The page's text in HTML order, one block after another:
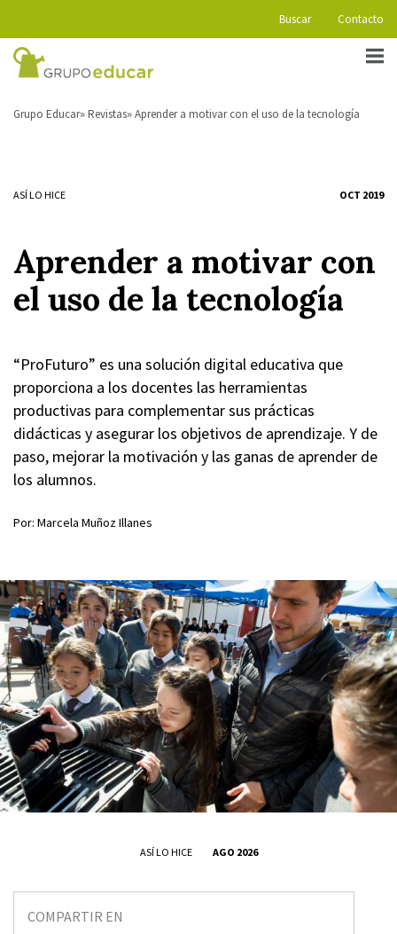
Buscar Contacto
Grupo Educar Revistas Aprender a motivar con el uso de la tecnología
ASÍ LO HICE OCT 2019
Aprender a motivar con
el uso de la tecnología
“ProFuturo” es una solución digital educativa que
proporciona a los docentes las herramientas
productivas para complementar sus prácticas
didácticas y asegurar los objetivos de aprendizaje. Y de
paso, mejorar la motivación y las ganas de aprender de
los alumnos.
Por: Marcela Muñoz Illanes
ASÍ LO HICE AGO 2026
COMPARTIR EN